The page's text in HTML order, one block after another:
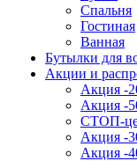
Спальня
Гостиная
Ванная
Бутылки для
Акции и
Акция -
Акция -
СТОП-
Акция -
Акция -